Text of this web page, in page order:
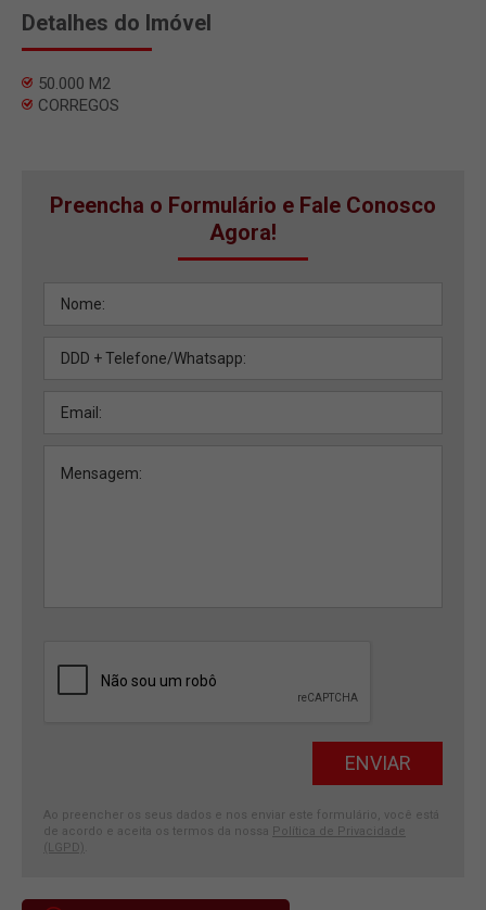
Detalhes do Imóvel
50.000 M2
CORREGOS
Preencha o Formulário e Fale Conosco
Agora!
Ao preencher os seus dados e nos enviar este formulário, você está
de acordo e aceita os termos da nossa Política de Privacidade
(LGPD)